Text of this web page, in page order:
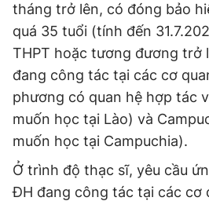
tháng trở lên, có đóng bảo
quá 35 tuổi (tính đến
THPT hoặc tương đương trở
đang công tác tại các cơ
phương có quan hệ hợp tác
muốn học tại Lào) và
muốn học tại Campuchia).
Ở trình độ thạc sĩ, yêu cầu
ĐH đang công tác tại các cơ